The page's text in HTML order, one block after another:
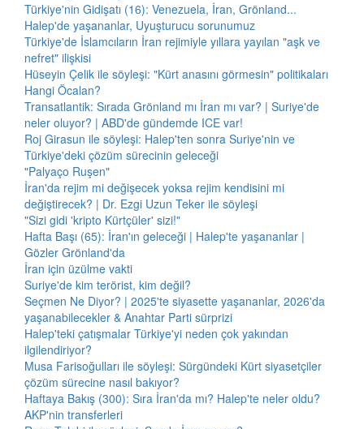
Türkiye'nin Gidişatı (16): Venezuela, İran, Grönland...
Halep'de yaşananlar, Uyuşturucu sorunumuz
Türkiye'de İslamcıların İran rejimiyle yıllara yayılan "aşk ve
nefret" ilişkisi
Hüseyin Çelik ile söyleşi: "Kürt anasını görmesin" politikaları
Hangi Öcalan?
Transatlantik: Sırada Grönland mı İran mı var? | Suriye'de
neler oluyor? | ABD'de gündemde ICE var!
Roj Girasun ile söyleşi: Halep'ten sonra Suriye'nin ve
Türkiye'deki çözüm sürecinin geleceği
"Palyaço Ruşen"
İran'da rejim mi değişecek yoksa rejim kendisini mi
değiştirecek? | Dr. Ezgi Uzun Teker ile söyleşi
"Sizi gidi 'kripto Kürtçüler' sizi!"
Hafta Başı (65): İran'ın geleceği | Halep'te yaşananlar |
Gözler Grönland'da
İran için üzülme vakti
Suriye'de kim terörist, kim değil?
Seçmen Ne Diyor? | 2025'te siyasette yaşananlar, 2026'da
yaşanabilecekler & Anahtar Parti sürprizi
Halep'teki çatışmalar Türkiye'yi neden çok yakından
ilgilendiriyor?
Musa Farisoğulları ile söyleşi: Sürgündeki Kürt siyasetçiler
çözüm sürecine nasıl bakıyor?
Haftaya Bakış (300): Sıra İran'da mı? Halep'te neler oldu?
AKP'nin transferleri